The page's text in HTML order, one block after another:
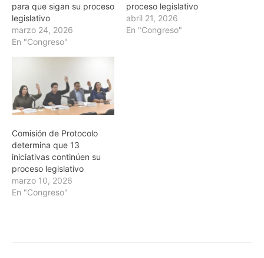
para que sigan su proceso
legislativo
marzo 24, 2026
En "Congreso"
proceso legislativo
abril 21, 2026
En "Congreso"
Comisión de Protocolo
determina que 13
iniciativas continúen su
proceso legislativo
marzo 10, 2026
En "Congreso"